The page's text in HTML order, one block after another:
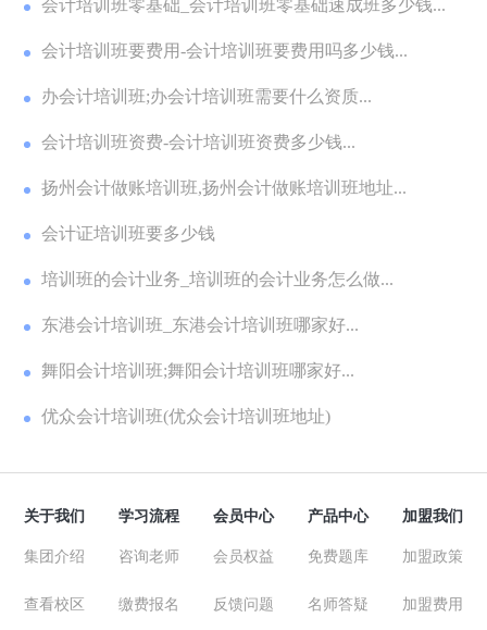
会计培训班零基础_会计培训班零基础速成班多少钱...
会计培训班要费用-会计培训班要费用吗多少钱...
办会计培训班;办会计培训班需要什么资质...
会计培训班资费-会计培训班资费多少钱...
扬州会计做账培训班,扬州会计做账培训班地址...
会计证培训班要多少钱
培训班的会计业务_培训班的会计业务怎么做...
东港会计培训班_东港会计培训班哪家好...
舞阳会计培训班;舞阳会计培训班哪家好...
优众会计培训班(优众会计培训班地址)
关于我们
集团介绍
查看校区
学习流程
咨询老师
缴费报名
会员中心
会员权益
反馈问题
产品中心
免费题库
名师答疑
加盟我们
加盟政策
加盟费用